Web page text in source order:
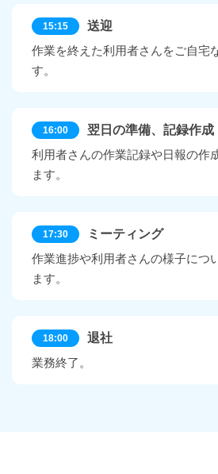
15:15
送迎
作業を終えた利用者さんをご自宅
す。
16:00
翌日の準備、記録作成
利用者さんの作業記録や日報の作
ます。
17:30
ミーティング
作業進捗や利用者さんの様子につ
ます。
18:00
退社
業務終了。